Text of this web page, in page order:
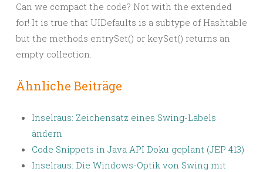
Can we compact the code? Not with the extended
for! It is true that UIDefaults is a subtype of Hashtable
but the methods entrySet() or keySet() returns an
empty collection.
Ähnliche Beiträge
Inselraus: Zeichensatz eines Swing-Labels
ändern
Code Snippets in Java API Doku geplant (JEP 413)
Inselraus: Die Windows-Optik von Swing mit